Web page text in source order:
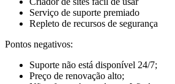
Serviço de suporte premiado
Repleto de recursos de segurança
Pontos negativos:
Suporte não está disponível 24/7;
Preço de renovação alto;